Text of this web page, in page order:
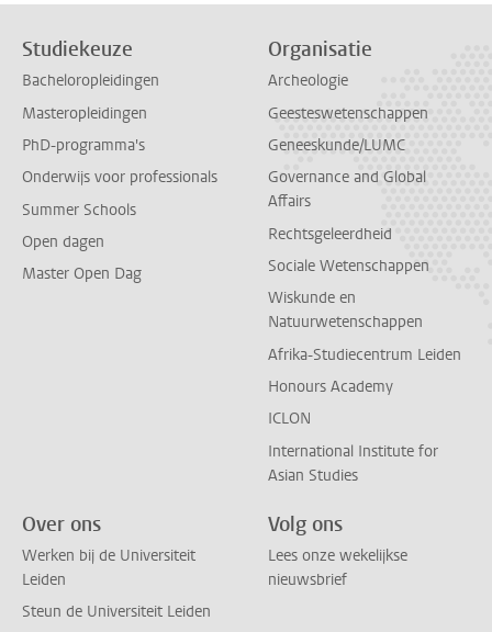
Studiekeuze
Bacheloropleidingen
Masteropleidingen
PhD-programma's
Onderwijs voor professionals
Summer Schools
Open dagen
Master Open Dag
Organisatie
Archeologie
Geesteswetenschappen
Geneeskunde/LUMC
Governance and Global
Affairs
Rechtsgeleerdheid
Sociale Wetenschappen
Wiskunde en
Natuurwetenschappen
Afrika-Studiecentrum Leiden
Honours Academy
ICLON
International Institute for
Asian Studies
Over ons
Werken bij de Universiteit
Leiden
Steun de Universiteit Leiden
Volg ons
Lees onze wekelijkse
nieuwsbrief